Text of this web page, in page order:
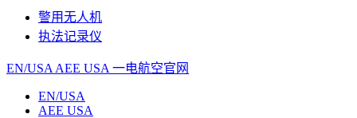
警用无人机
执法记录仪
EN/USA AEE USA 一电航空官网
EN/USA
AEE USA